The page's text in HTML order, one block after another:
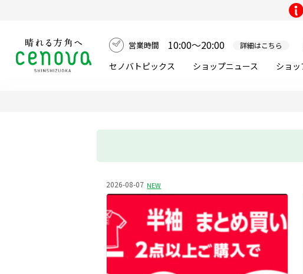
営業時間 10:00～20:00 詳細はこちら
セノバトピックス ショップニュース ショ
2026-08-07 NEW